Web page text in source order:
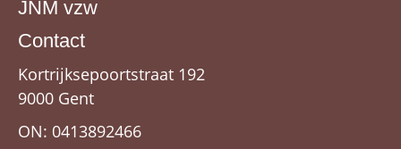
JNM vzw
Contact
Kortrijksepoortstraat 192
9000 Gent
ON: 0413892466